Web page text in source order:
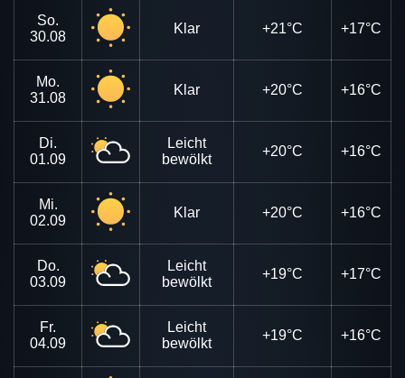
So.
30.08
Klar +21°C +17°C
Mo.
31.08
Klar +20°C +16°C
Di.
01.09
Leicht
bewölkt
+20°C +16°C
Mi.
02.09
Klar +20°C +16°C
Do.
03.09
Leicht
bewölkt
+19°C +17°C
Fr.
04.09
Leicht
bewölkt
+19°C +16°C